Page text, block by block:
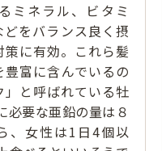
ミネラル、ビタミ
をバランス良く摂
に有効。これら髪
富に含んでいるの
と呼ばれている牡
必要な亜鉛の量は８
、女性は1日4個以